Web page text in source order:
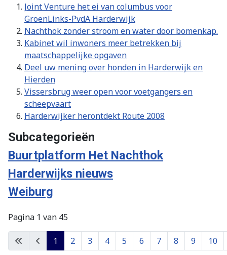
Joint Venture het ei van columbus voor
GroenLinks-PvdA Harderwijk
Nachthok zonder stroom en water door bomenkap.
Kabinet wil inwoners meer betrekken bij
maatschappelijke opgaven
Deel uw mening over honden in Harderwijk en
Hierden
Vissersbrug weer open voor voetgangers en
scheepvaart
Harderwijker herontdekt Route 2008
Subcategorieën
Buurtplatform Het Nachthok
Harderwijks nieuws
Weiburg
Pagina 1 van 45
1 2 3 4 5 6 7 8 9 10